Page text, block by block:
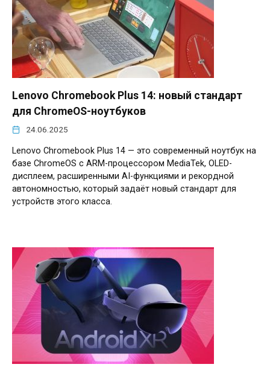
Lenovo Chromebook Plus 14: новый стандарт
для ChromeOS-ноутбуков
24.06.2025
Lenovo Chromebook Plus 14 — это современный ноутбук на
базе ChromeOS с ARM-процессором MediaTek, OLED-
дисплеем, расширенными AI-функциями и рекордной
автономностью, который задаёт новый стандарт для
устройств этого класса.